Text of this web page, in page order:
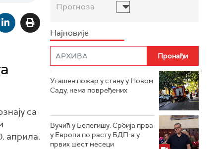
са
априла.
Прогноза
Најновије
Угашен пожар у стану у Новом
Саду, нема повређених
Вучић у Белегишу: Србија прва
у Европи по расту БДП-а у
првих шест месеци